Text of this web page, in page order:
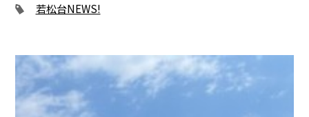
若松台NEWS!